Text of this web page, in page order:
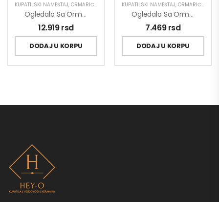
KUPATILSKI NAMEŠTAJ, ORMARIĆ SA OGLEDALOM
Ogledalo Sa Ormarićem Pino Art Twist 0821 53cm
12.919rsd
DODAJ U KORPU
KUPATILSKI NAMEŠTAJ, ORMARIĆ SA OGLEDALOM
Ogledalo Sa Ormarićem Pino Art Link 0565 55cm
7.469rsd
DODAJ U KORPU